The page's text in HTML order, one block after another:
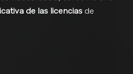
de las licencias de